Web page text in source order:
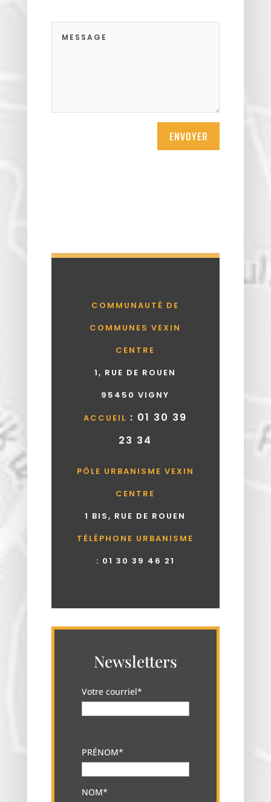
ENVOYER
COMMUNAUTÉ DE
COMMUNES VEXIN
CENTRE
1, RUE DE ROUEN
95450 VIGNY
ACCUEIL : 01 30 39
23 34
PÔLE URBANISME VEXIN
CENTRE
1 BIS, RUE DE ROUEN
TÉLÉPHONE URBANISME
: 01 30 39 46 21
Newsletters
Votre courriel*
PRÉNOM*
NOM*